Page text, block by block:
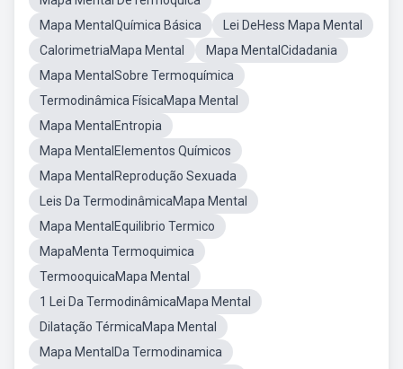
Mapa MentalQuímica Básica
Lei DeHess Mapa Mental
CalorimetriaMapa Mental
Mapa MentalCidadania
Mapa MentalSobre Termoquímica
Termodinâmica FísicaMapa Mental
Mapa MentalEntropia
Mapa MentalElementos Químicos
Mapa MentalReprodução Sexuada
Leis Da TermodinâmicaMapa Mental
Mapa MentalEquilibrio Termico
MapaMenta Termoquimica
TermooquicaMapa Mental
1 Lei Da TermodinâmicaMapa Mental
Dilatação TérmicaMapa Mental
Mapa MentalDa Termodinamica